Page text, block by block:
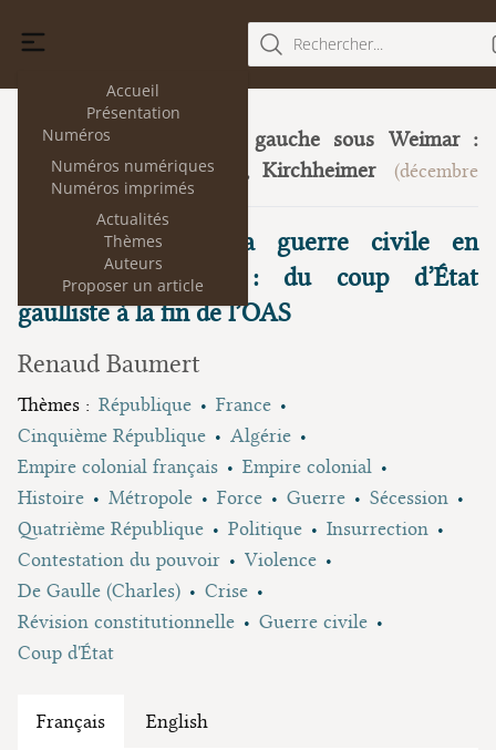
Accueil
Présentation
Numéros
Numéros numériques
Numéros imprimés
Actualités
Thèmes
Auteurs
Proposer un article
Rechercher...
23
Trois juristes de gauche sous Weimar :
Heller, Neumann, Kirchheimer
(décembre
2019)
Grey Anderson, La guerre civile en
France, 1958-1962 : du coup d’État
gaulliste à la fin de l’OAS
Renaud Baumert
Thèmes : République
France
Cinquième République
Algérie
Empire colonial français
Empire colonial
Histoire
Métropole Force Guerre
Sécession
Quatrième République
Politique
Insurrection
Contestation du pouvoir
Violence
De Gaulle (Charles)
Crise
Révision constitutionnelle
Guerre civile
Coup d'État
Français English